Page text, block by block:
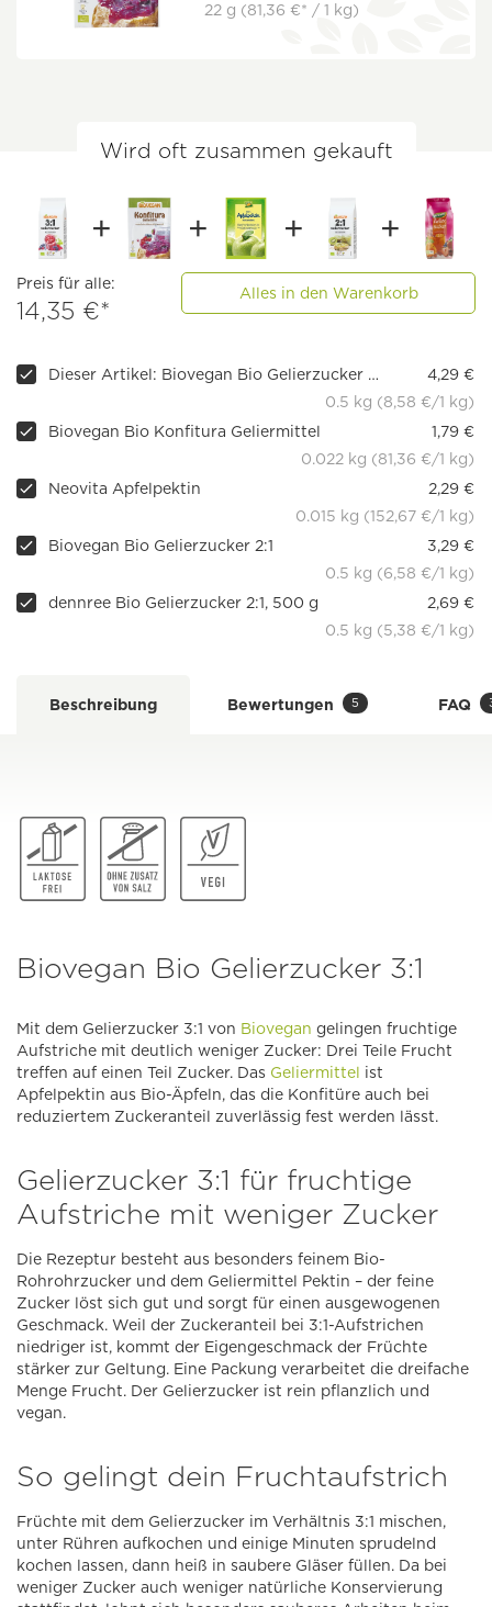
22 g (81,36 €* / 1 kg)
Wird oft zusammen gekauft
Preis für alle:
14,35 €*
Alles in den Warenkorb
Dieser Artikel: Biovegan Bio Gelierzucker 3:1
4,29 €
0.5 kg (8,58 €/1 kg)
Biovegan Bio Konfitura Geliermittel
1,79 €
0.022 kg (81,36 €/1 kg)
Neovita Apfelpektin
2,29 €
0.015 kg (152,67 €/1 kg)
Biovegan Bio Gelierzucker 2:1
3,29 €
0.5 kg (6,58 €/1 kg)
dennree Bio Gelierzucker 2:1, 500 g
2,69 €
0.5 kg (5,38 €/1 kg)
Beschreibung Bewertungen 5 FAQ
Biovegan Bio Gelierzucker 3:1
Mit dem Gelierzucker 3:1 von Biovegan gelingen fruchtige
Aufstriche mit deutlich weniger Zucker: Drei Teile Frucht
treffen auf einen Teil Zucker. Das Geliermittel ist
Apfelpektin aus Bio-Äpfeln, das die Konfitüre auch bei
reduziertem Zuckeranteil zuverlässig fest werden lässt.
Gelierzucker 3:1 für fruchtige
Aufstriche mit weniger Zucker
Die Rezeptur besteht aus besonders feinem Bio-
Rohrohrzucker und dem Geliermittel Pektin – der feine
Zucker löst sich gut und sorgt für einen ausgewogenen
Geschmack. Weil der Zuckeranteil bei 3:1-Aufstrichen
niedriger ist, kommt der Eigengeschmack der Früchte
stärker zur Geltung. Eine Packung verarbeitet die dreifache
Menge Frucht. Der Gelierzucker ist rein pflanzlich und
vegan.
So gelingt dein Fruchtaufstrich
Früchte mit dem Gelierzucker im Verhältnis 3:1 mischen,
unter Rühren aufkochen und einige Minuten sprudelnd
kochen lassen, dann heiß in saubere Gläser füllen. Da bei
weniger Zucker auch weniger natürliche Konservierung